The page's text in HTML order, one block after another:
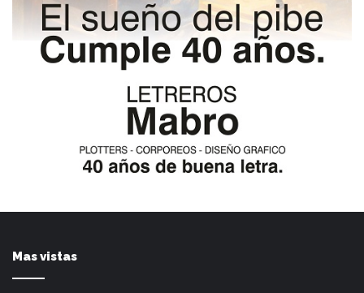
Mas vistas